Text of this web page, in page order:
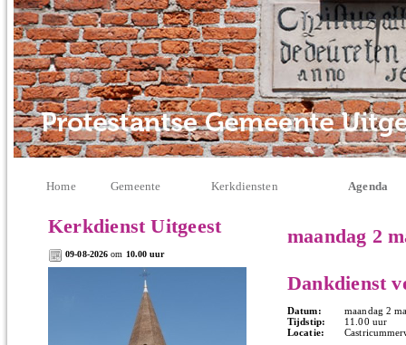
Kerkdienst Uitgeest
09-08-2026 om 10.00 uur
maandag 2
Dankdienst
Datum:
maandag 2
Tijdstip:
11.00 uur
Locatie:
Home Gemeente Kerkdiensten Agenda